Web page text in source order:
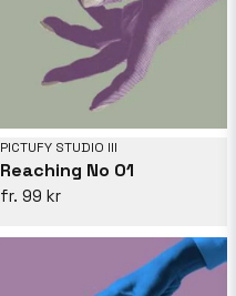
PICTUFY STUDIO III
Reaching No 01
99 kr